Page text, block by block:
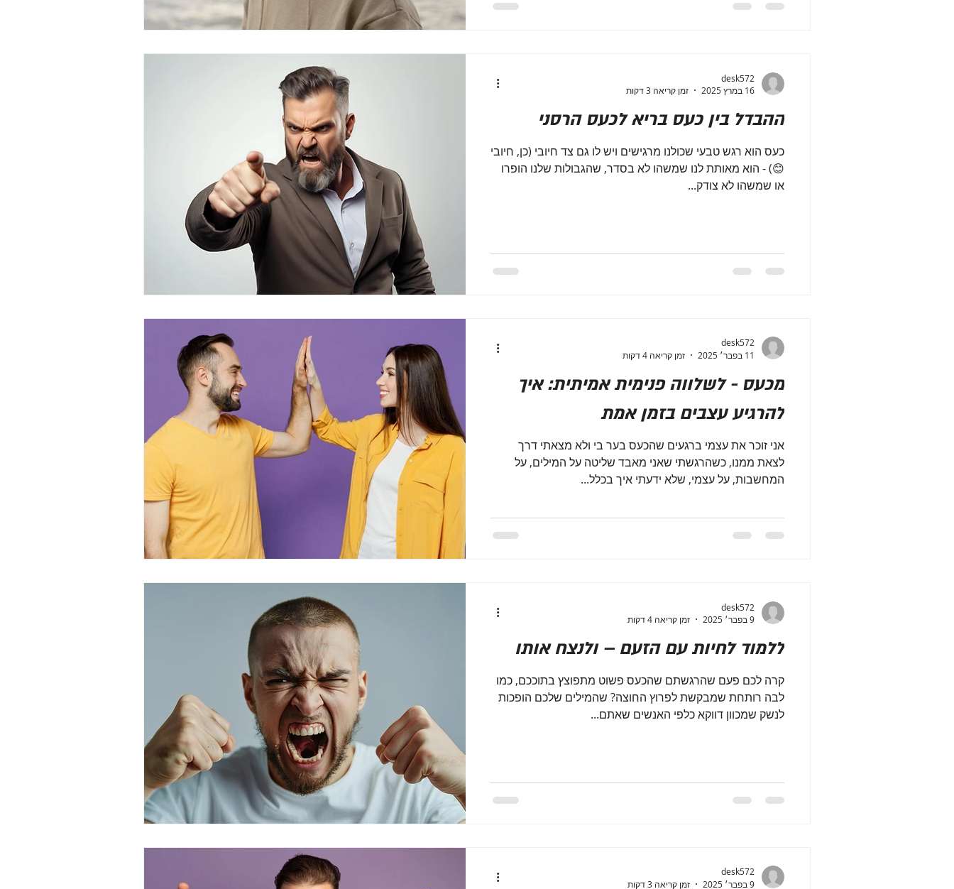
ההבדל בין כעס בריא לכעס הרסני
כעס הוא רגש טבעי שכולנו מרגישים ויש לו גם צד חיובי (כן, חיובי
😊) - הוא מאותת לנו שמשהו לא בסדר, שהגבולות שלנו הופרו
או שמשהו לא צודק...
desk572
16 במרץ 2025
זמן קריאה 3 דקות
מכעס - לשלווה פנימית אמיתית: איך
להרגיע עצבים בזמן אמת
אני זוכר את עצמי ברגעים שהכעס בער בי ולא מצאתי דרך
לצאת ממנו, כשהרגשתי שאני מאבד שליטה על המילים, על
המחשבות, על עצמי, שלא ידעתי איך בכלל...
desk572
11 בפבר׳ 2025
זמן קריאה 4 דקות
ללמוד לחיות עם הזעם – ולנצח אותו
קרה לכם פעם שהרגשתם שהכעס פשוט מתפוצץ בתוככם, כמו
לבה רותחת שמבקשת לפרוץ החוצה? שהמילים שלכם הופכות
לנשק שמכוון דווקא כלפי האנשים שאתם...
desk572
9 בפבר׳ 2025
זמן קריאה 4 דקות
desk572
9 בפבר׳ 2025
זמן קריאה 3 דקות